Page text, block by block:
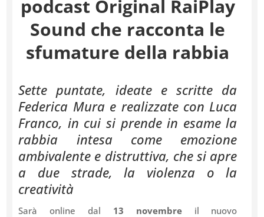
podcast Original RaiPlay
Sound che racconta le
sfumature della rabbia
Sette puntate, ideate e scritte da
Federica Mura e realizzate con Luca
Franco, in cui si prende in esame la
rabbia intesa come emozione
ambivalente e distruttiva, che si apre
a due strade, la violenza o la
creatività
Sarà online dal 13 novembreil nuovo